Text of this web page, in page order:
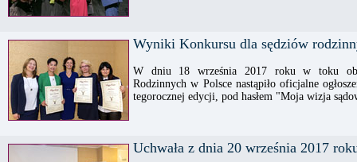
Wyniki Konkursu dla sędziów
W dniu 18 września 2017 roku w toku
Rodzinnych w Polsce nastąpiło oficjalne
tegorocznej edycji, pod hasłem "Moja wizja
Uchwała z dnia 20 września 2017